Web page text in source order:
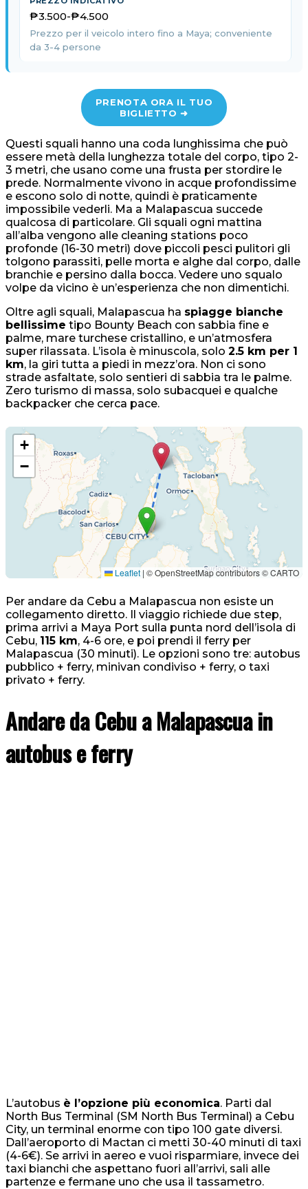
₱3.500-₱4.500
Prezzo per il veicolo intero fino a Maya; conveniente
da 3-4 persone
PRENOTA ORA IL TUO
BIGLIETTO ➜
Questi squali hanno una coda lunghissima che può
essere metà della lunghezza totale del corpo, tipo 2-
3 metri, che usano come una frusta per stordire le
prede. Normalmente vivono in acque profondissime
e escono solo di notte, quindi è praticamente
impossibile vederli. Ma a Malapascua succede
qualcosa di particolare. Gli squali ogni mattina
all’alba vengono alle cleaning stations poco
profonde (16-30 metri) dove piccoli pesci pulitori gli
tolgono parassiti, pelle morta e alghe dal corpo, dalle
branchie e persino dalla bocca. Vedere uno squalo
volpe da vicino è un’esperienza che non dimentichi.
Oltre agli squali, Malapascua ha spiagge bianche
bellissime tipo Bounty Beach con sabbia fine e
palme, mare turchese cristallino, e un’atmosfera
super rilassata. L’isola è minuscola, solo 2.5 km per 1
km, la giri tutta a piedi in mezz’ora. Non ci sono
strade asfaltate, solo sentieri di sabbia tra le palme.
Zero turismo di massa, solo subacquei e qualche
backpacker che cerca pace.
+
−
Leaflet | © OpenStreetMap contributors © CARTO
Per andare da Cebu a Malapascua non esiste un
collegamento diretto. Il viaggio richiede due step,
prima arrivi a Maya Port sulla punta nord dell’isola di
Cebu, 115 km, 4-6 ore, e poi prendi il ferry per
Malapascua (30 minuti). Le opzioni sono tre: autobus
pubblico + ferry, minivan condiviso + ferry, o taxi
privato + ferry.
Andare da Cebu a Malapascua in
autobus e ferry
L’autobus è l’opzione più economica. Parti dal
North Bus Terminal (SM North Bus Terminal) a Cebu
City, un terminal enorme con tipo 100 gate diversi.
Dall’aeroporto di Mactan ci metti 30-40 minuti di taxi
(4-6€). Se arrivi in aereo e vuoi risparmiare, invece dei
taxi bianchi che aspettano fuori all’arrivi, sali alle
partenze e fermane uno che usa il tassametro.